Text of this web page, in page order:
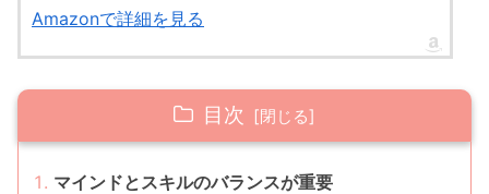
Amazonで詳細を見る
目次
マインドとスキルのバランスが重要